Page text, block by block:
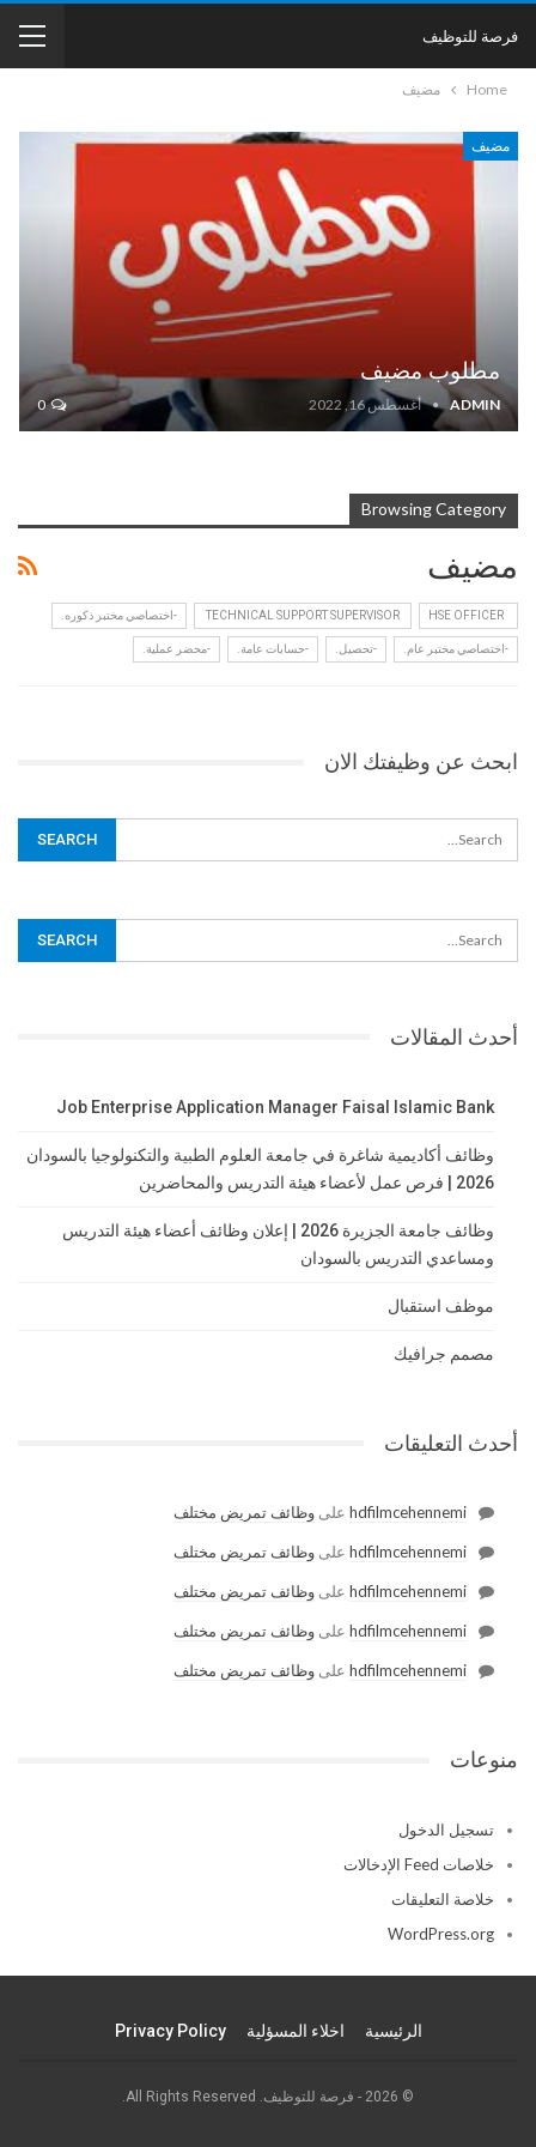
فرصة للتوظيف
Home مضيف
مضيف
مطلوب مضيف
ADMIN أغسطس 16, 2022 0
Browsing Category
مضيف
-اختصاصي مختبر ذكوره.
-اختصاصي مختبر عام. -تحصيل. -حسابات عامة. -محضر عملية.
ابحث عن وظيفتك الان
أحدث المقالات
Job Enterprise Application Manager Faisal Islamic Bank
وظائف أكاديمية شاغرة في جامعة العلوم الطبية والتكنولوجيا بالسودان
2026 | فرص عمل لأعضاء هيئة التدريس والمحاضرين
وظائف جامعة الجزيرة 2026 | إعلان وظائف أعضاء هيئة التدريس
ومساعدي التدريس بالسودان
موظف استقبال
مصمم جرافيك
أحدث التعليقات
hdfilmcehennemi على وظائف تمريض مختلف
hdfilmcehennemi على وظائف تمريض مختلف
hdfilmcehennemi على وظائف تمريض مختلف
hdfilmcehennemi على وظائف تمريض مختلف
hdfilmcehennemi على وظائف تمريض مختلف
منوعات
تسجيل الدخول
خلاصات Feed الإدخالات
خلاصة التعليقات
WordPress.org
الرئيسية اخلاء المسؤلية Privacy Policy
© 2026 - فرصة للتوظيف. All Rights Reserved.